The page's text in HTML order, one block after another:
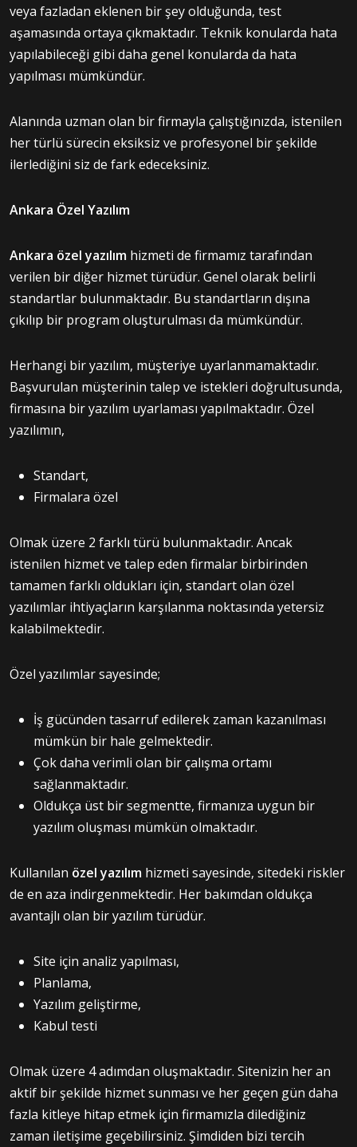
veya fazladan eklenen bir şey olduğunda, test
aşamasında ortaya çıkmaktadır. Teknik konularda hata
yapılabileceği gibi daha genel konularda da hata
yapılması mümkündür.
Alanında uzman olan bir firmayla çalıştığınızda, istenilen
her türlü sürecin eksiksiz ve profesyonel bir şekilde
ilerlediğini siz de fark edeceksiniz.
Ankara Özel Yazılım
Ankara özel yazılım hizmeti de firmamız tarafından
verilen bir diğer hizmet türüdür. Genel olarak belirli
standartlar bulunmaktadır. Bu standartların dışına
çıkılıp bir program oluşturulması da mümkündür.
Herhangi bir yazılım, müşteriye uyarlanmamaktadır.
Başvurulan müşterinin talep ve istekleri doğrultusunda,
firmasına bir yazılım uyarlaması yapılmaktadır. Özel
yazılımın,
Standart,
Firmalara özel
Olmak üzere 2 farklı türü bulunmaktadır. Ancak
istenilen hizmet ve talep eden firmalar birbirinden
tamamen farklı oldukları için, standart olan özel
yazılımlar ihtiyaçların karşılanma noktasında yetersiz
kalabilmektedir.
Özel yazılımlar sayesinde;
İş gücünden tasarruf edilerek zaman kazanılması
mümkün bir hale gelmektedir.
Çok daha verimli olan bir çalışma ortamı
sağlanmaktadır.
Oldukça üst bir segmentte, firmanıza uygun bir
yazılım oluşması mümkün olmaktadır.
Kullanılan özel yazılım hizmeti sayesinde, sitedeki riskler
de en aza indirgenmektedir. Her bakımdan oldukça
avantajlı olan bir yazılım türüdür.
Site için analiz yapılması,
Planlama,
Yazılım geliştirme,
Kabul testi
Olmak üzere 4 adımdan oluşmaktadır. Sitenizin her an
aktif bir şekilde hizmet sunması ve her geçen gün daha
fazla kitleye hitap etmek için firmamızla dilediğiniz
zaman iletişime geçebilirsiniz. Şimdiden bizi tercih